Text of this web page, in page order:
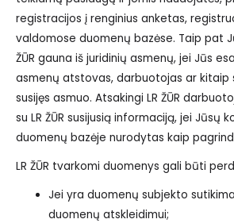
registracijos į renginius anketas,
valdomose duomenų bazėse. Taip pat
ŽŪR gauna iš juridinių asmenų, jei Jūs
asmenų atstovas, darbuotojas ar kitaip
susijęs asmuo. Atsakingi LR ŽŪR
su LR ŽŪR susijusią informaciją, jei Jūsų
duomenų bazėje nurodytas kaip
LR ŽŪR tvarkomi duomenys gali būti
Jei yra duomenų subjekto
duomenų atskleidimui;